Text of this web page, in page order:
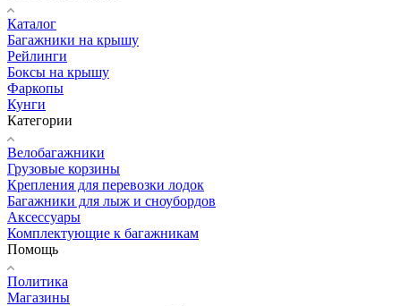
Каталог
Багажники на крышу
Рейлинги
Боксы на крышу
Фаркопы
Кунги
Категории
Велобагажники
Грузовые корзины
Крепления для перевозки лодок
Багажники для лыж и сноубордов
Аксессуары
Комплектующие к багажникам
Помощь
Политика
Магазины